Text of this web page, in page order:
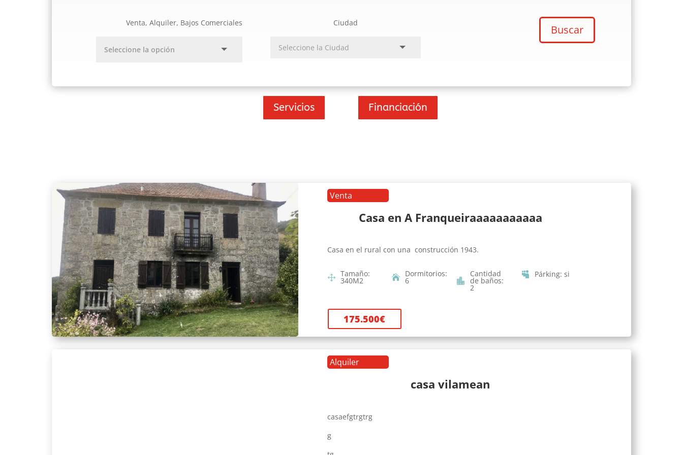
Venta, Alquiler, Bajos Comerciales Ciudad
Buscar
Servicios Financiación
Venta
Casa en A Franqueiraaaaaaaaaaa
Casa en el rural con una construcción 1943.
Tamaño:
340M2
Dormitorios:
6
Cantidad
de baños:
2
Párking:si
175.500€
Alquiler
casa vilamean
casaefgtrgtrg
g